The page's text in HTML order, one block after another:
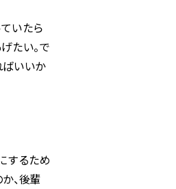
いたら
たい。で
ばいいか
するため
、後輩